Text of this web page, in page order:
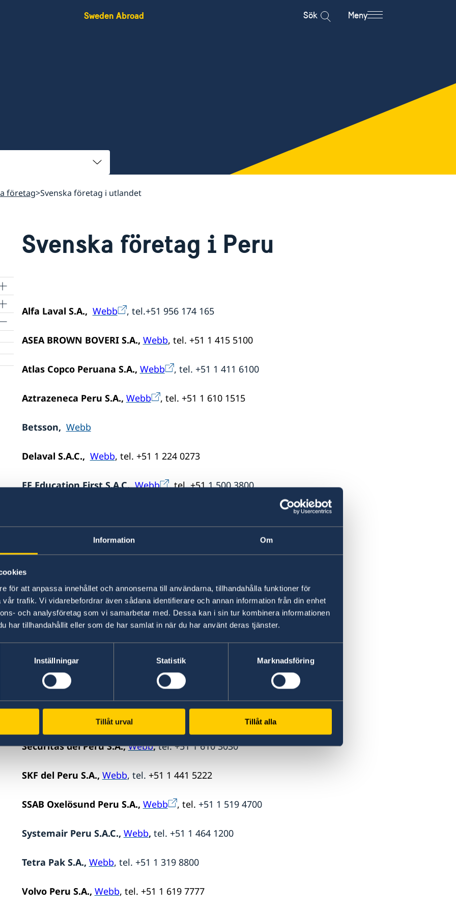
Information Om
för att anpassa innehållet och annonserna till användarna, tillhandahålla funktioner för
trafik. Vi vidarebefordrar även sådana identifierare och annan information från din enhet
och analysföretag som vi samarbetar med. Dessa kan i sin tur kombinera informationen
har tillhandahållit eller som de har samlat in när du har använt deras tjänster.
Inställningar Statistik Marknadsföring
Tillåt urval Tillåt alla
Sweden Abroad Sök Meny
företag Svenska företag i utlandet
Svenska företag i Peru
Alfa Laval S.A., Webb , tel.+51 956 174 165
ASEA BROWN BOVERI S.A., Webb, tel. +51 1 415 5100
Atlas Copco Peruana S.A., Webb , tel. +51 1 411 6100
Aztrazeneca Peru S.A., Webb , tel. +51 1 610 1515
Betsson, Webb
Delaval S.A.C., Webb, tel. +51 1 224 0273
EF Education First S.A.C.,Webb ,tel. +511 500 3800
Webb , tel.
Ericsson S.A.,
H&M Hennes & Mauritz S.A.C.,Webb
Husqvarna, Webb ,tel.+51 1 714 2124
Oriflame Peru S.A., , tel. +51 1 319 0960
Sandvik del Peru S.A., , tel. +51 1 213 3300
Scania del Peru S.A., Webb
Securitas del Peru S.A., Webb,tel. +51 1 610 3030
SKF del Peru S.A., Webb, tel. +51 1 441 5222
SSAB Oxelösund Peru S.A., Webb , tel. +51 1 519 4700
Systemair Peru S.A.C., Webb, tel. +51 1 464 1200
Tetra Pak S.A., Webb, tel. +51 1 319 8800
Volvo Peru S.A., Webb, tel. +51 1 619 7777